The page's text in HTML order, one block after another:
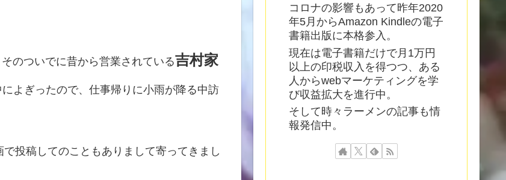
のついでに昔から営業されている吉村家
よぎったので、仕事帰りに小雨が降る中訪
で投稿してのこともありまして寄ってきまし
コロナの影響もあって昨年2020
年5月からAmazon Kindleの電子
書籍出版に本格参入。
現在は電子書籍だけで月1万円
以上の印税収入を得つつ、ある
人からwebマーケティングを学
び収益拡大を進行中。
そして時々ラーメンの記事も情
報発信中。